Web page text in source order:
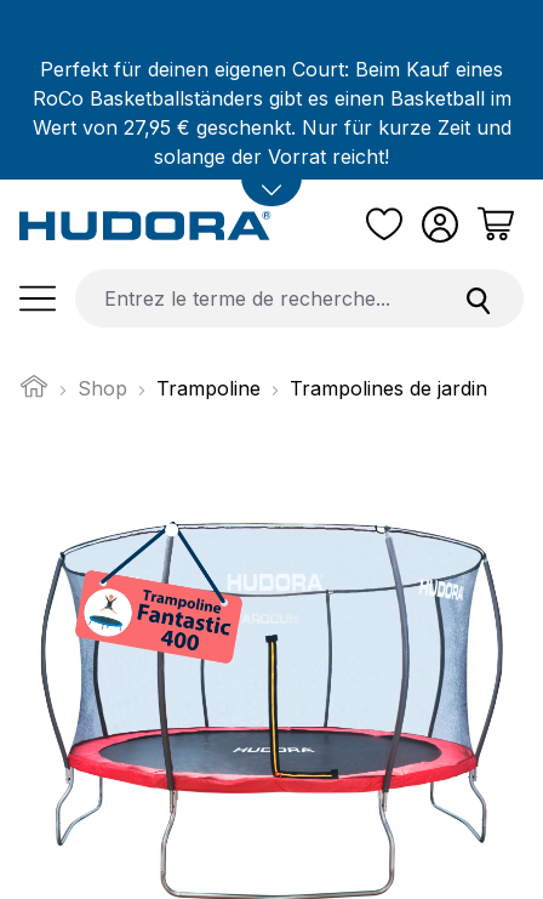
Perfekt für deinen eigenen Court: Beim Kauf eines
RoCo Basketballständers gibt es einen Basketball im
Wert von 27,95 € geschenkt. Nur für kurze Zeit und
solange der Vorrat reicht!
Shop Trampoline Trampolines de jardin